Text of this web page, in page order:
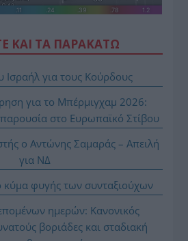
ΚΑΙ ΤΑ ΠΑΡΑΚΑΤΩ
Ισραήλ για τους Κούρδους
για το Μπέρμιγχαμ 2026:
παρουσία στο Ευρωπαϊκό Στίβου
ο Αντώνης Σαμαράς – Απειλή
για ΝΔ
κύμα φυγής των συνταξιούχων
ημερών: Κανονικός
βοριάδες και σταδιακή